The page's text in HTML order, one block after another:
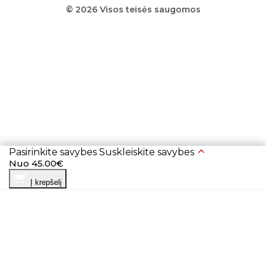
© 2026 Visos teisės saugomos
Pasirinkite savybes Suskleiskite savybes
Nuo 45.00€
Į krepšelį